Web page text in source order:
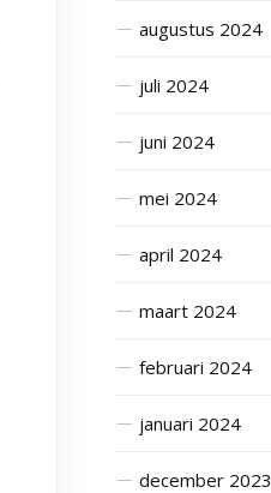
augustus 2024
juli 2024
juni 2024
mei 2024
april 2024
maart 2024
februari 2024
januari 2024
december 2023